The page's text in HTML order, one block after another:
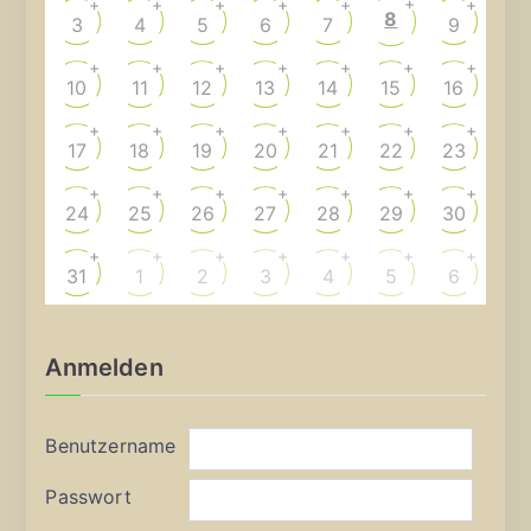
3
+
4
+
5
+
6
+
7
+
8 9
+
10
+
11
+
12
+
13
+
14
+
15
+
16
+
17
+
18
+
19
+
20
+
21
+
22
+
23
+
24
+
25
+
26
+
27
+
28
+
29
+
30
+
31
+
1
+
2
+
3
+
4
+
5
+
6
+
Anmelden
Benutzername
Passwort